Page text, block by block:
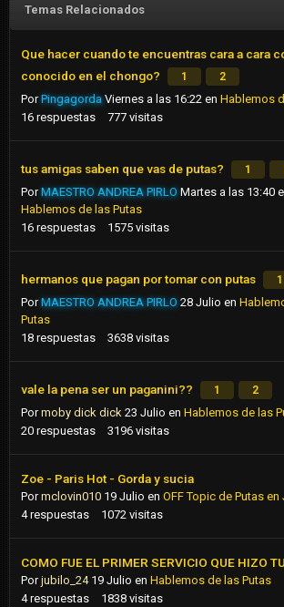
Temas Relacionados
Que hacer cuando te encuentras cara a cara
conocido en el chongo?
1 2
PorPingagorda Viernes a las 16:22 en Hablemos
16 respuestas 777 visitas
tus amigas saben que vas de putas? 1
PorMAESTRO ANDREA PIRLO Martes a las 13:40
Hablemos de las Putas
16 respuestas 1575 visitas
hermanos que pagan por tomar con putas 1
PorMAESTRO ANDREA PIRLO 28 Julio en
Putas
18 respuestas 3638 visitas
vale la pena ser un paganini?? 1 2
Pormoby dick dick 23 Julio en Hablemos de las
20 respuestas 3196 visitas
Zoe - Paris Hot - Gorda y sucia
Pormclovin010 19 Julio en OFF Topic de Putas en
4 respuestas 1072 visitas
COMO FUE EL PRIMER SERVICIO QUE HIZO
Porjubilo_24 19 Julio en Hablemos de las Putas
4 respuestas 1838 visitas